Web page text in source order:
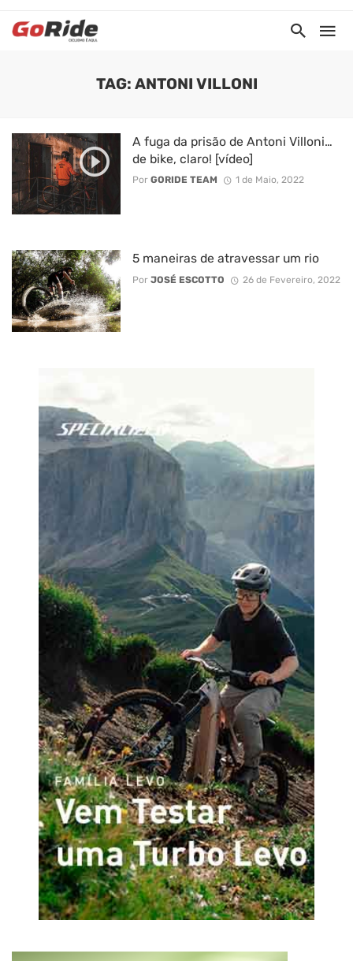
TAG: ANTONI VILLONI
A fuga da prisão de Antoni Villoni…
de bike, claro! [vídeo]
Por GORIDE TEAM 1 de Maio, 2022
5 maneiras de atravessar um rio
Por JOSÉ ESCOTTO 26 de Fevereiro, 2022